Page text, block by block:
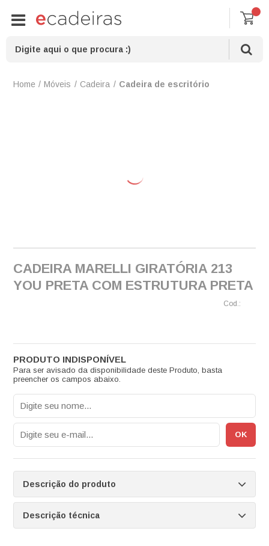
Móveis Cadeira Cadeira de escritório
CADEIRA MARELLI GIRATÓRIA 213
YOU PRETA COM ESTRUTURA PRETA
Para ser avisado da disponibilidade deste Produto, basta
preencher os campos abaixo.
Descrição do produto
Descrição técnica